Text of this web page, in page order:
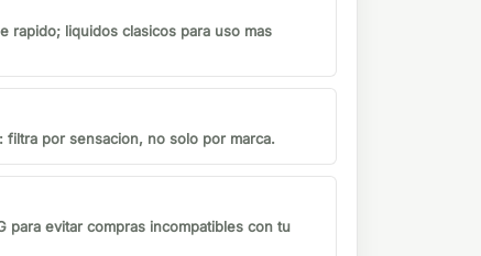
rapido; liquidos clasicos para uso mas
por sensacion, no solo por marca.
para evitar compras incompatibles con tu